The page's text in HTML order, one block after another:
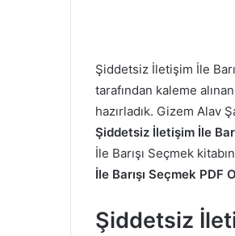
Şiddetsiz İletişim İle
tarafından kaleme
hazırladık. Gizem Alav
Şiddetsiz İletişim İle
İle Barışı Seçmek
İle Barışı Seçmek PDF
Şiddetsiz